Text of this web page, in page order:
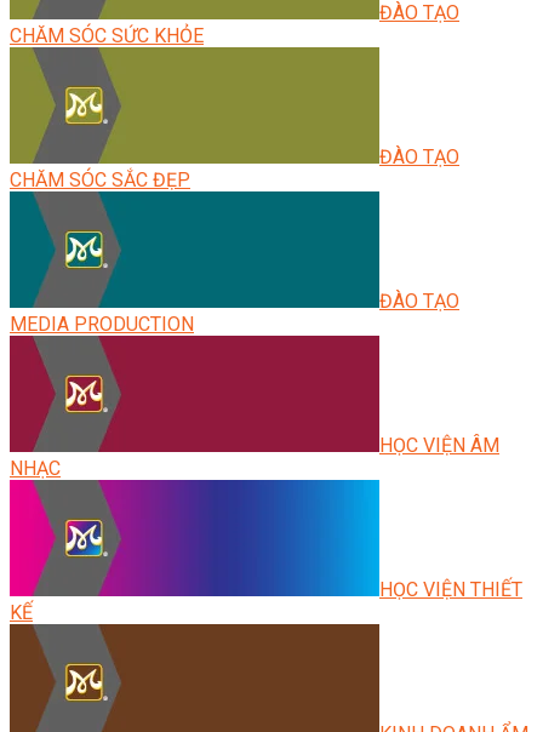
ĐÀO TẠO
CHĂM SÓC SỨC KHỎE
ĐÀO TẠO
CHĂM SÓC SẮC ĐẸP
ĐÀO TẠO
MEDIA PRODUCTION
HỌC VIỆN ÂM
NHẠC
HỌC VIỆN THIẾT
KẾ